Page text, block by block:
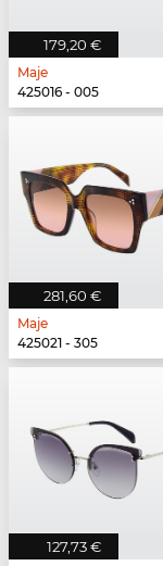
179,20 €
Maje
425016 - 005
281,60 €
Maje
425021 - 305
127,73 €